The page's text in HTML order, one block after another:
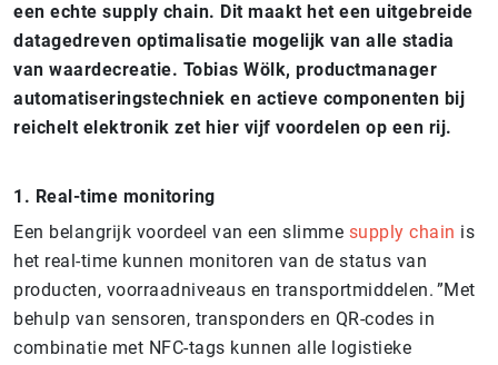
een echte supply chain. Dit maakt het een uitgebreide
datagedreven optimalisatie mogelijk van alle stadia
van waardecreatie. Tobias Wölk, productmanager
automatiseringstechniek en actieve componenten bij
reichelt elektronik zet hier vijf voordelen op een rij.
1. Real-time monitoring
Een belangrijk voordeel van een slimme supply chain is
het real-time kunnen monitoren van de status van
producten, voorraadniveaus en transportmiddelen. ”Met
behulp van sensoren, transponders en QR-codes in
combinatie met NFC-tags kunnen alle logistieke